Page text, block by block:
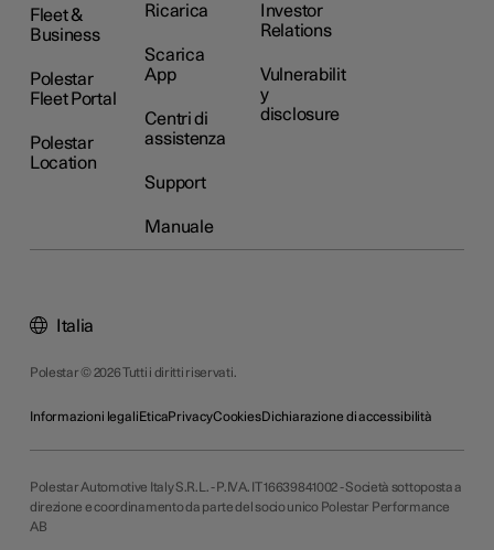
Fleet &
Business
Polestar
Fleet Portal
Polestar
Location
Ricarica
Scarica
App
Centri di
assistenza
Support
Manuale
Investor
Relations
Vulnerabilit
y
disclosure
Polestar © 2026 Tutti i diritti riservati.
Informazioni legaliEticaPrivacyCookiesDichiarazione di accessibilità
Italia
Polestar Automotive Italy S.R.L. - P.IVA. IT 16639841002 - Società sottoposta a
direzione e coordinamento da parte del socio unico Polestar Performance
AB